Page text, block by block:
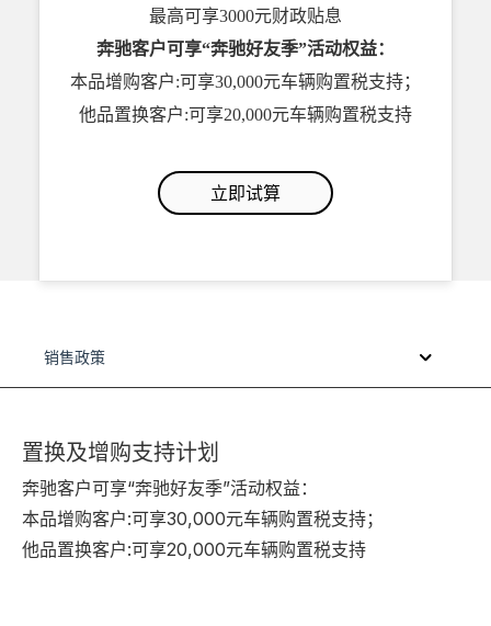
最高可享3000元财政贴息
奔驰客户可享“奔驰好友季”活动权益：
本品增购客户:可享30,000元车辆购置税支持；
他品置换客户:可享20,000元车辆购置税支持
立即试算
销售政策
置换及增购支持计划
奔驰客户可享“奔驰好友季”活动权益：
本品增购客户:可享30,000元车辆购置税支持；
他品置换客户:可享20,000元车辆购置税支持